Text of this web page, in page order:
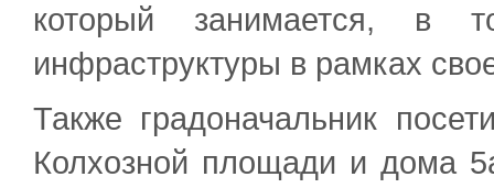
который занимается, в
инфраструктуры в рамках
Также градоначальник
Колхозной площади и дома